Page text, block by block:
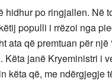
hidhur po ringjallen. Në
populli i rrëzoi nga
ata që premtuan për
Këta janë Kryeministri i
këta që, me ndërgjegje